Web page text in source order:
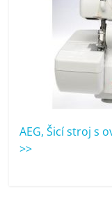
elektronika
porovnání
Elektro
AEG, Šicí stroj s
>>